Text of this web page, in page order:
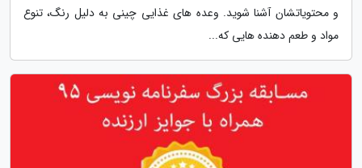
و محتویاتشان آشنا شوید. وعده های غذایی چینی به دلیل رنگ، تنوع
مواد و طعم دهنده هایی که...